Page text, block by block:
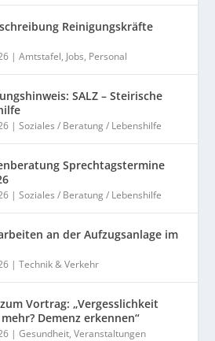
Reinigungskräfte
|Amtstafel, Jobs, Personal
SALZ – Steirische
|Soziales / Beratung / Lebenshilfe
Sprechtagstermine
|Soziales / Beratung / Lebenshilfe
an der Aufzugsanlage im
|Technik & Verkehr
Vortrag: „Vergesslichkeit
Demenz erkennen“
|Gesundheit,Veranstaltungen